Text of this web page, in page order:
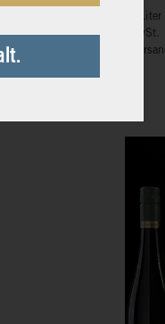
28,89 € pro Liter
inkl. 19% MwSt.
kostenloser